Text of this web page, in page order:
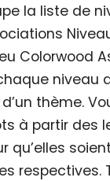
la liste de
Niveau
Colorwood
niveau
thème.
à partir des
qu’elles
respectives.